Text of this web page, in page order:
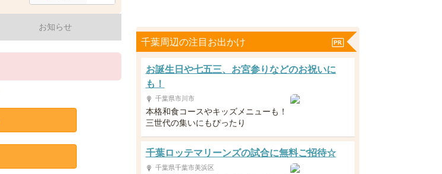
お知らせ
千葉周辺の注目お出かけ
お誕生日や七五三、お宮参りなどのお祝いに
も！
千葉県市川市
本格和食コースやキッズメニューも！
三世代の集いにもぴったり
千葉ロッテマリーンズの試合に無料ご招待☆
千葉県千葉市美浜区